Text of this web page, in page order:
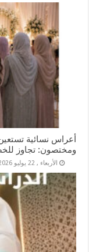
أعراس نسائية
ومختصون: تجاوز
الأربعاء , 22 يوليو 2026